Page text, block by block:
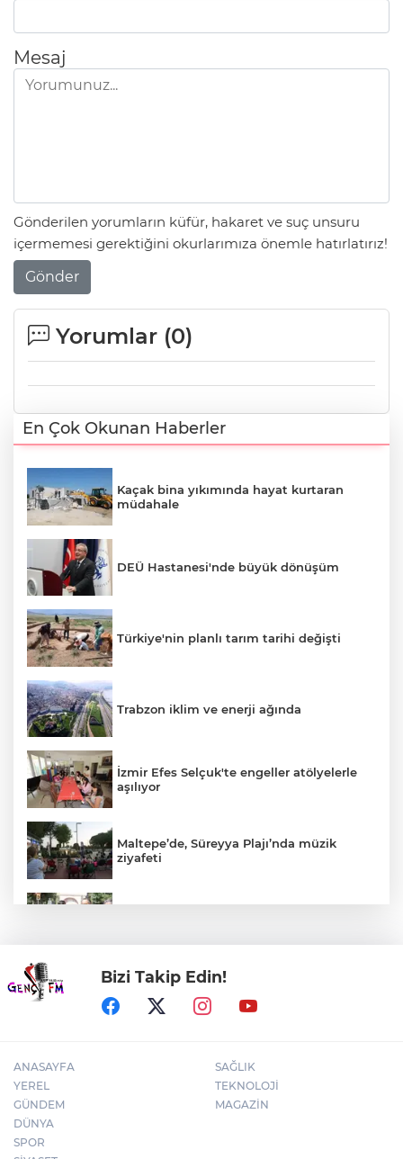
Mesaj
Gönderilen yorumların küfür, hakaret ve suç unsuru
içermemesi gerektiğini okurlarımıza önemle hatırlatırız!
Gönder
Yorumlar (0)
En Çok Okunan Haberler
Kaçak bina yıkımında hayat kurtaran
müdahale
DEÜ Hastanesi'nde büyük dönüşüm
Türkiye'nin planlı tarım tarihi değişti
Trabzon iklim ve enerji ağında
İzmir Efes Selçuk'te engeller atölyelerle
aşılıyor
Maltepe’de, Süreyya Plajı’nda müzik
ziyafeti
Yeşil-siyahlılar yeni sezonu coşkuyla açtı
Bizi Takip Edin!
ANASAYFA
YEREL
GÜNDEM
DÜNYA
SPOR
SAĞLIK
TEKNOLOJİ
MAGAZİN